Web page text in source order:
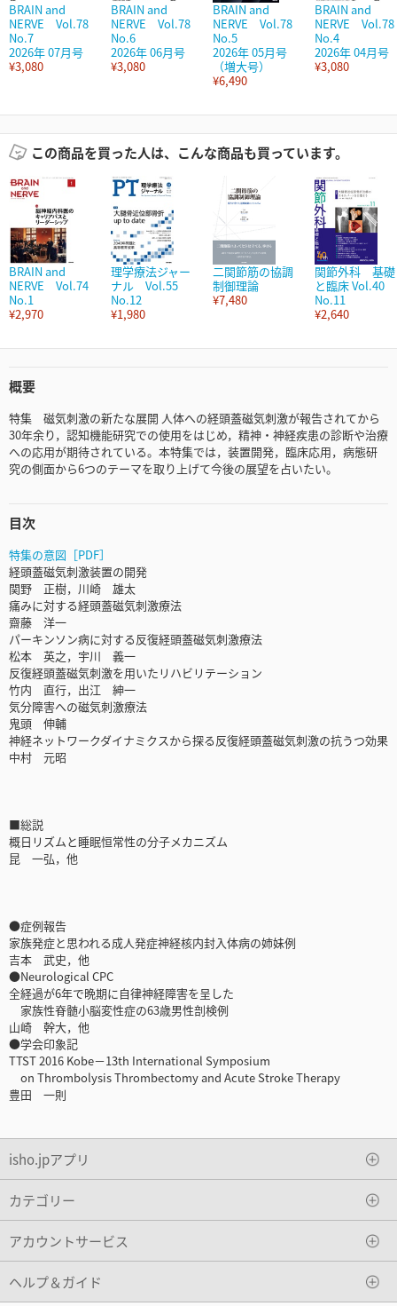
BRAIN and
NERVE Vol.78
No.7
2026年 07月号
¥3,080
BRAIN and
NERVE Vol.78
No.6
2026年 06月号
¥3,080
BRAIN and
NERVE Vol.78
No.5
2026年 05月号
（増大号）
¥6,490
BRAIN and
NERVE Vol.78
No.4
2026年 04月号
¥3,080
この商品を買った人は、こんな商品も買っています。
BRAIN and
NERVE Vol.74
No.1
¥2,970
理学療法ジャー
ナル Vol.55
No.12
¥1,980
二関節筋の協調
制御理論
¥7,480
関節外科 基礎
と臨床 Vol.40
No.11
¥2,640
概要
特集 磁気刺激の新たな展開 人体への経頭蓋磁気刺激が報告されてから
30年余り，認知機能研究での使用をはじめ，精神・神経疾患の診断や治療
への応用が期待されている。本特集では，装置開発，臨床応用，病態研
究の側面から6つのテーマを取り上げて今後の展望を占いたい。
目次
特集の意図［PDF］
経頭蓋磁気刺激装置の開発
関野 正樹，川崎 雄太
痛みに対する経頭蓋磁気刺激療法
齋藤 洋一
パーキンソン病に対する反復経頭蓋磁気刺激療法
松本 英之，宇川 義一
反復経頭蓋磁気刺激を用いたリハビリテーション
竹内 直行，出江 紳一
気分障害への磁気刺激療法
鬼頭 伸輔
神経ネットワークダイナミクスから探る反復経頭蓋磁気刺激の抗うつ効果
中村 元昭
■総説
概日リズムと睡眠恒常性の分子メカニズム
昆 一弘，他
●症例報告
家族発症と思われる成人発症神経核内封入体病の姉妹例
吉本 武史，他
●Neurological CPC
全経過が6年で晩期に自律神経障害を呈した
家族性脊髄小脳変性症の63歳男性剖検例
山崎 幹大，他
●学会印象記
TTST 2016 Kobe－13th International Symposium
on Thrombolysis Thrombectomy and Acute Stroke Therapy
豊田 一則
isho.jpアプリ
カテゴリー
アカウントサービス
ヘルプ＆ガイド